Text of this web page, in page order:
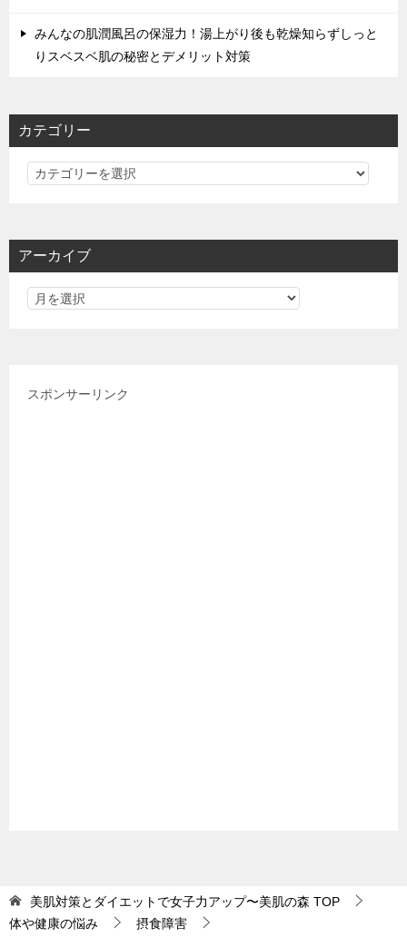
みんなの肌潤風呂の保湿力！湯上がり後も乾燥知らずしっと
りスベスベ肌の秘密とデメリット対策
カテゴリー
カ
リ
アーカイブ
スポンサーリンク
美肌対策とダイエットで女子力アップ〜美肌の森 TOP
体や健康の悩み
摂食障害